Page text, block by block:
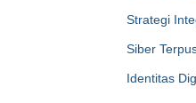
Strategi
Siber
Identitas